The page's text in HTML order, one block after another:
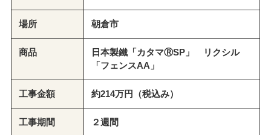
場所 朝倉市
商品
日本製鐵「カタマⓇSP」 リクシル
「フェンスAA」
工事金額 約214万円（税込み）
工事期間 ２週間